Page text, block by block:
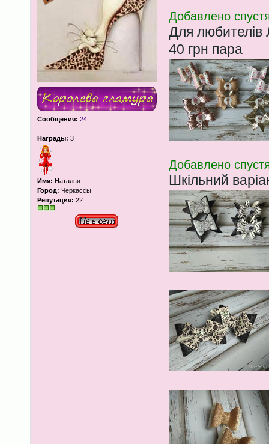
Сообщения: 24
Награды: 3
Имя: Наталья
Город: Черкассы
Репутация: 22
Добавлено
Для любителів
40 грн пара
Добавлено
Шкільний